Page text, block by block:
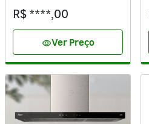
R$ ****,00
visibilityVer Preço